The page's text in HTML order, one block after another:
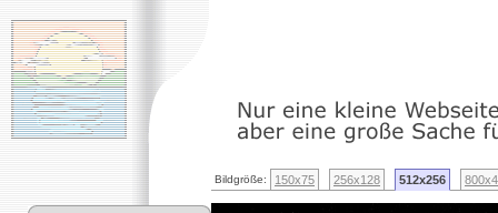
Bildgröße: 150x75 256x128 512x256